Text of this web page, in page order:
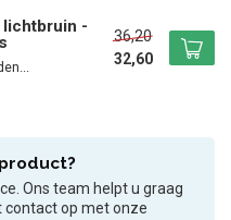
lichtbruin -
36,20
32,60
Ons team helpt u graag
contact op met onze